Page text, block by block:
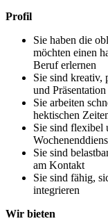
Profil
Sie haben die
möchten einen
Beruf erlernen
Sie sind kreativ,
und Präsentation
Sie arbeiten
hektischen
Sie sind flexibel
Sie sind
am Kontakt
Sie sind fähig,
integrieren
Wir bieten